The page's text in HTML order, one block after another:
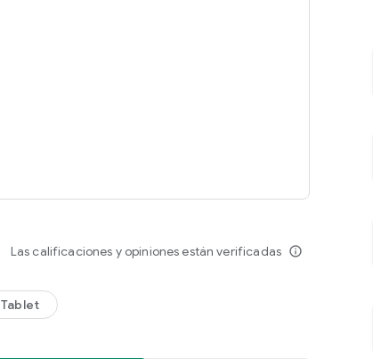
Las calificaciones y opiniones están verificadas info_outline
Tablet